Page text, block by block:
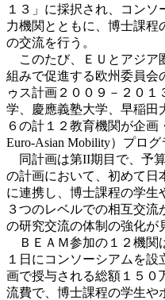
１３」に採択され、コン
力機関とともに、博士課程
の交流を行う。
このたび、ＥＵとアジア
組みで促進する欧州委員会
ゥス計画２００９－２０
学、慶應義塾大学、早稲田
６の計１２教育機関が企画
Euro-Asian Mobility）プログ
同計画は第II期目で、予
の計画において、初めて日
に連携し、博士課程の学生
３つのレベルでの相互交
の研究交流の体制の強化が
ＢＥＡＭ参加の１２機関
１日にコンソーシアムを
画で授与される総額１５０
流費で、博士課程の学生や